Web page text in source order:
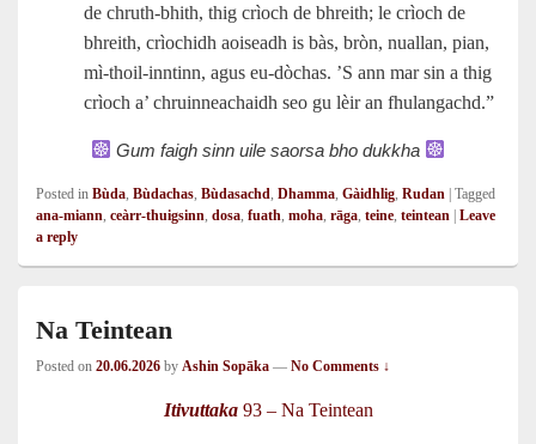
de chruth-bhith, thig crìoch de bhreith; le crìoch de
bhreith, crìochidh aoiseadh is bàs, bròn, nuallan, pian,
mì‑thoil-inntinn, agus eu‑dòchas. ’S ann mar sin a thig
crìoch a’ chruinneachaidh seo gu lèir an fhulangachd.”
Gum faigh sinn uile saorsa bho dukkha
Posted in Bùda, Bùdachas, Bùdasachd, Dhamma, Gàidhlig, Rudan Tagged
ana-miann, ceàrr-thuigsinn, dosa, fuath, moha, rāga, teine, teintean Leave
a reply
Na Teintean
Posted on 20.06.2026 by Ashin Sopāka — No Comments ↓
Itivuttaka93 – Na Teintean